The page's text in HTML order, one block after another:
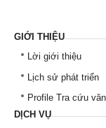
GIỚI THIỆU
Lời giới thiệu
Lịch sử phát triển
Profile Tra cứu
DỊCH VỤ